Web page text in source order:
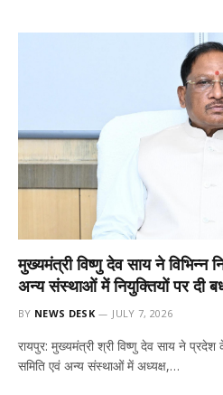
मुख्यमंत्री विष्णु देव साय ने विभिन्न
अन्य संस्थाओं में नियुक्तियों पर दी
BY NEWS DESK JULY 7, 2026
रायपुर: मुख्यमंत्री श्री विष्णु देव साय ने
समिति एवं अन्य संस्थाओं में अध्यक्ष,…